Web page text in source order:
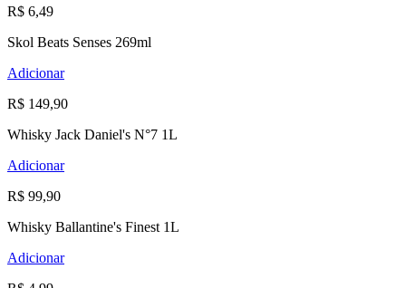
R$ 6,49
Skol Beats Senses 269ml
Adicionar
R$ 149,90
Whisky Jack Daniel's N°7 1L
Adicionar
R$ 99,90
Whisky Ballantine's Finest 1L
Adicionar